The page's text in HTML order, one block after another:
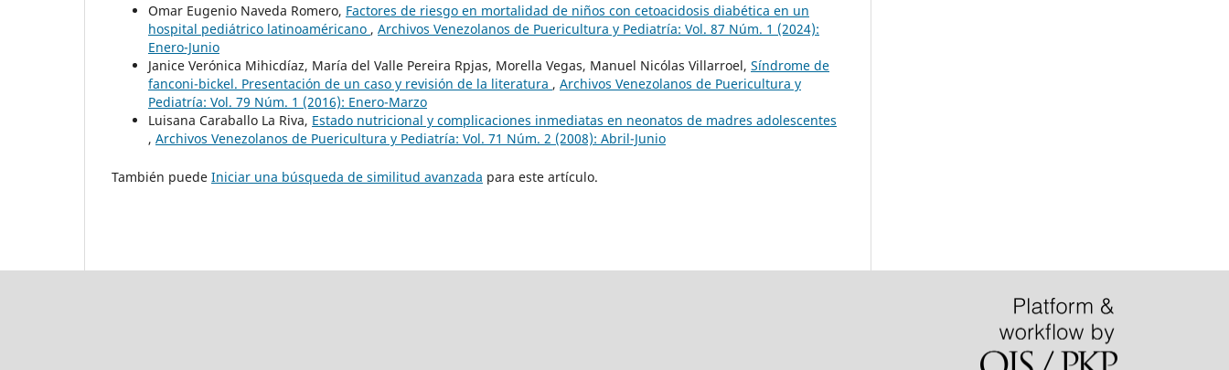
Omar Eugenio Naveda Romero, Factores de riesgo en mortalidad de niños con cetoacidosis diabética en un
hospital pediátrico latinoaméricano , Archivos Venezolanos de Puericultura y Pediatría: Vol. 87 Núm. 1 (2024):
Enero-Junio
Janice Verónica Mihicdíaz, María del Valle Pereira Rpjas, Morella Vegas, Manuel Nicólas Villarroel, Síndrome de
fanconi-bickel. Presentación de un caso y revisión de la literatura , Archivos Venezolanos de Puericultura y
Pediatría: Vol. 79 Núm. 1 (2016): Enero-Marzo
Luisana Caraballo La Riva, Estado nutricional y complicaciones inmediatas en neonatos de madres adolescentes
, Archivos Venezolanos de Puericultura y Pediatría: Vol. 71 Núm. 2 (2008): Abril-Junio
También puede Iniciar una búsqueda de similitud avanzada para este artículo.